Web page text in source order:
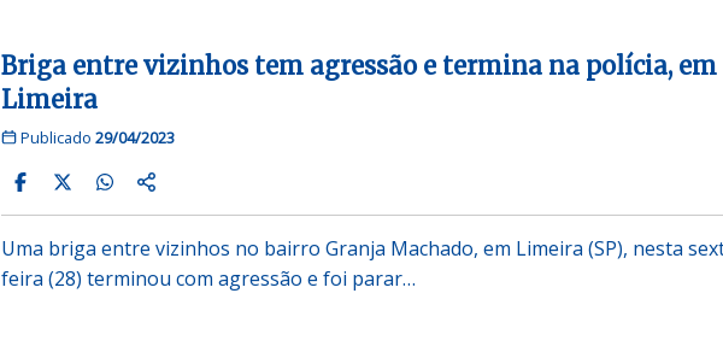
Briga entre vizinhos tem agressão e termina na polícia, em
Limeira
Publicado 29/04/2023
Uma briga entre vizinhos no bairro Granja Machado, em Limeira (SP), nesta
feira (28) terminou com agressão e foi parar…